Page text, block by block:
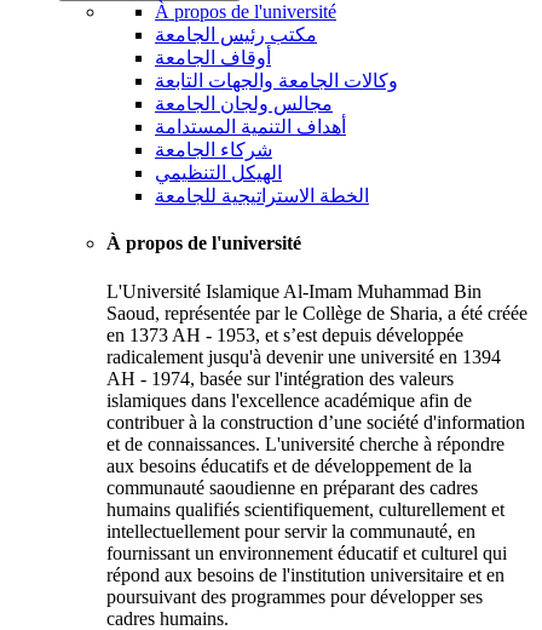
À propos de l'université
مكتب رئيس الجامعة
أوقاف الجامعة
وكالات الجامعة والجهات التابعة
مجالس ولجان الجامعة
أهداف التنمية المستدامة
شركاء الجامعة
الهيكل التنظيمي
الخطة الاستراتيجية للجامعة
À propos de l'université
L'Université Islamique Al-Imam Muhammad Bin
Saoud, représentée par le Collège de Sharia, a été créée
en 1373 AH - 1953, et s’est depuis développée
radicalement jusqu'à devenir une université en 1394
AH - 1974, basée sur l'intégration des valeurs
islamiques dans l'excellence académique afin de
contribuer à la construction d’une société d'information
et de connaissances. L'université cherche à répondre
aux besoins éducatifs et de développement de la
communauté saoudienne en préparant des cadres
humains qualifiés scientifiquement, culturellement et
intellectuellement pour servir la communauté, en
fournissant un environnement éducatif et culturel qui
répond aux besoins de l'institution universitaire et en
poursuivant des programmes pour développer ses
cadres humains.